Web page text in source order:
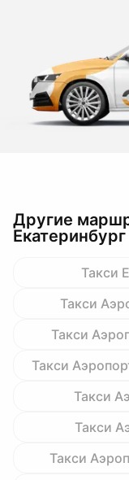
Другие
Екатеринбург
Такси
Такси
Такси
Такси
Такси
Такси
Такси